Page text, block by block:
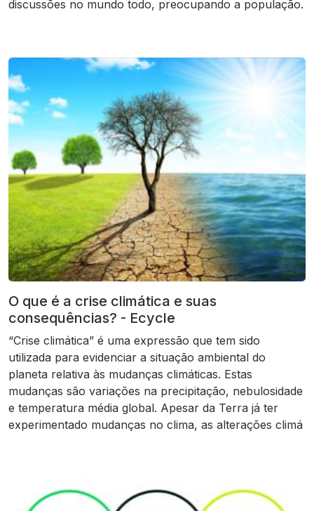
discussões no mundo todo, preocupando a população.
O que é a crise climática e suas
consequências? - Ecycle
“Crise climática” é uma expressão que tem sido
utilizada para evidenciar a situação ambiental do
planeta relativa às mudanças climáticas. Estas
mudanças são variações na precipitação, nebulosidade
e temperatura média global. Apesar da Terra já ter
experimentado mudanças no clima, as alterações climá